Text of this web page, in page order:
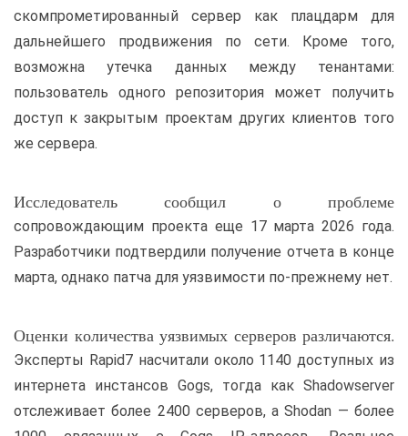
скомпрометированный сервер как плацдарм для
дальнейшего продвижения по сети. Кроме того,
возможна утечка данных между тенантами:
пользователь одного репозитория может получить
доступ к закрытым проектам других клиентов того
же сервера.
Исследователь сообщил о проблеме
сопровождающим проекта еще 17 марта 2026 года.
Разработчики подтвердили получение отчета в конце
марта, однако патча для уязвимости по-прежнему нет.
Оценки количества уязвимых серверов различаются.
Эксперты Rapid7 насчитали около 1140 доступных из
интернета инстансов Gogs, тогда как Shadowserver
отслеживает более 2400 серверов, а Shodan — более